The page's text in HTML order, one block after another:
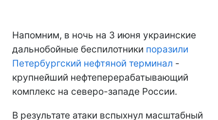
Напомним, в ночь на 3 июня украинские
дальнобойные беспилотники поразили
Петербургский нефтяной терминал -
крупнейший нефтеперерабатывающий
комплекс на северо-западе России.
В результате атаки вспыхнул масштабный